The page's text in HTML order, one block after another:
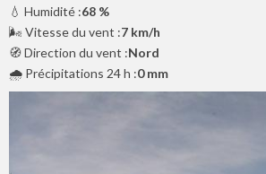
💧 Humidité :68 %
🌬️ Vitesse du vent :7 km/h
🧭 Direction du vent :Nord
🌧️ Précipitations 24 h :0 mm